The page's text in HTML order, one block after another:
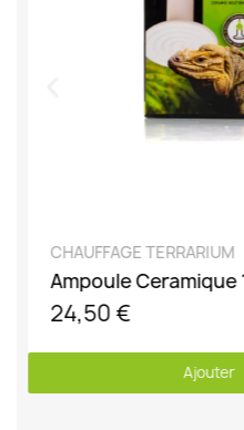
DÉCOUVRIR
CHAUFFAGE TERRARIUM
24,50 €
Ajouter